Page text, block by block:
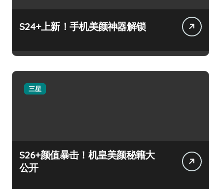
S24+上新！手机美颜神器解锁
三星
S26+颜值暴击！机皇美颜秘籍大
公开